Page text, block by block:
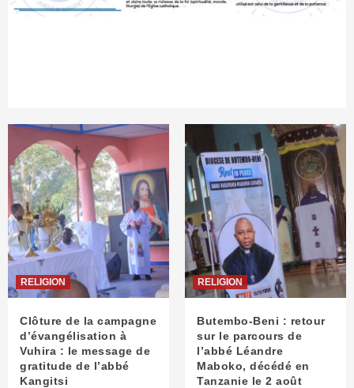
RELIGION
Clôture de la campagne
d’évangélisation à
Vuhira : le message de
gratitude de l’abbé
Kangitsi
RELIGION
Butembo-Beni : retour
sur le parcours de
l’abbé Léandre
Maboko, décédé en
Tanzanie le 2 août